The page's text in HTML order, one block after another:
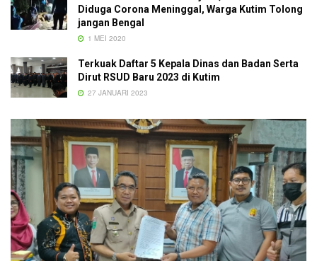
Diduga Corona Meninggal, Warga Kutim Tolong
jangan Bengal
1 MEI 2020
Terkuak Daftar 5 Kepala Dinas dan Badan Serta
Dirut RSUD Baru 2023 di Kutim
27 JANUARI 2023